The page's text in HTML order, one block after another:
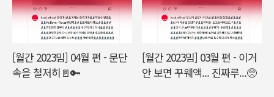
[월간 2023밈] 04월 편 - 문단
속을 철저히🚪🔑
[월간 2023밈] 03월 편 - 이거
안 보면 꾸웨액... 진짜루...🥺